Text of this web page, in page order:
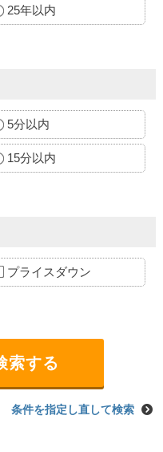
25年以内
5分以内
15分以内
プライスダウン
条件を指定し直して検索